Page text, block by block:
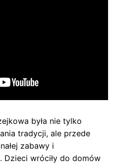
była nie tylko
tradycji, ale przede
zabawy i
Dzieci wróciły do domów